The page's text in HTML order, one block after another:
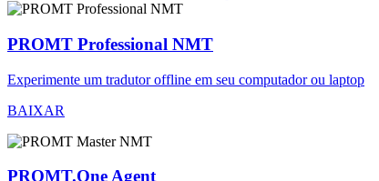
PROMT Professional NMT
Experimente um tradutor offline em seu computador ou laptop
BAIXAR
PROMT.One Agent